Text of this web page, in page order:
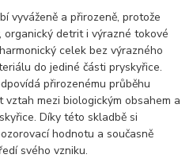
vyváženě a přirozeně, protože
detrit i výrazné tokové
celek bez výrazného
do jediné části pryskyřice.
přirozenému průběhu
mezi biologickým obsahem a
Díky této skladbě si
hodnotu a současně
svého vzniku.